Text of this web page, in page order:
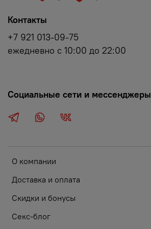
О компании
Доставка и оплата
Скидки и бонусы
Секс-блог
Контакты
+7 921 013-09-75
ежедневно с 10:00 до 22:00
Социальные сети и мессенджеры